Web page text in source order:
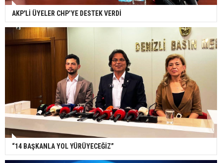
AKP'Lİ ÜYELER CHP’YE DESTEK VERDİ
“14 BAŞKANLA YOL YÜRÜYECEĞİZ”